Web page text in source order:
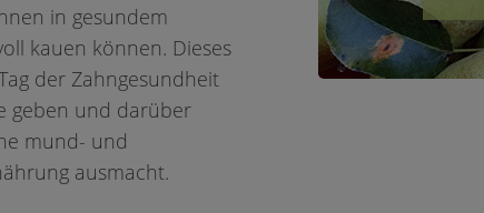
in gesundem
kauen können. Dieses
der Zahngesundheit
geben und darüber
mund- und
ausmacht.